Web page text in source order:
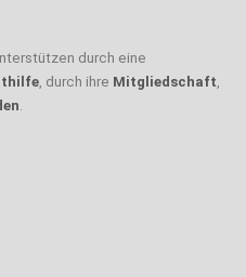
durch eine
, durch ihre Mitgliedschaft,
.